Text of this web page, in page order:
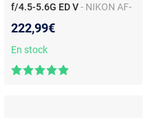
f/4.5-5.6G ED V - NIKON AF-
f/4.5-5.6G ED V
222,99€
En stock